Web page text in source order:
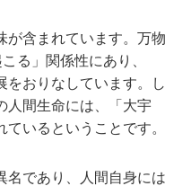
が含まれています。万物
る」関係性にあり、
をおりなしています。し
人間生命には、「大宇
いるということです。
名であり、人間自身には